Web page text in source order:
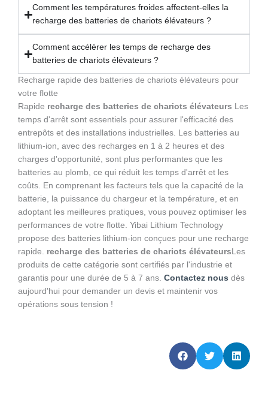
Comment les températures froides affectent-elles la
recharge des batteries de chariots élévateurs ?
Comment accélérer les temps de recharge des
batteries de chariots élévateurs ?
Recharge rapide des batteries de chariots élévateurs pour
votre flotte
Rapide recharge des batteries de chariots élévateurs Les
temps d'arrêt sont essentiels pour assurer l'efficacité des
entrepôts et des installations industrielles. Les batteries au
lithium-ion, avec des recharges en 1 à 2 heures et des
charges d'opportunité, sont plus performantes que les
batteries au plomb, ce qui réduit les temps d'arrêt et les
coûts. En comprenant les facteurs tels que la capacité de la
batterie, la puissance du chargeur et la température, et en
adoptant les meilleures pratiques, vous pouvez optimiser les
performances de votre flotte. Yibai Lithium Technology
propose des batteries lithium-ion conçues pour une recharge
rapide. recharge des batteries de chariots élévateurs Les
produits de cette catégorie sont certifiés par l'industrie et
garantis pour une durée de 5 à 7 ans. Contactez nous dès
aujourd'hui pour demander un devis et maintenir vos
opérations sous tension !